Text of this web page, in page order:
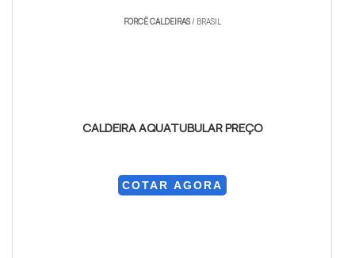
FORCË CALDEIRAS/ BRASIL
CALDEIRA AQUATUBULAR PREÇO
COTAR AGORA